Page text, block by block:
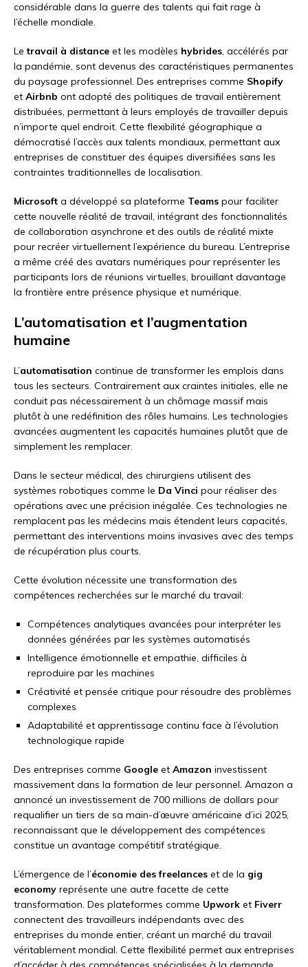
considérable dans la guerre des talents qui fait rage à
l’échelle mondiale.
Letravail à distance et les modèles hybrides, accélérés par
la pandémie, sont devenus des caractéristiques permanentes
du paysage professionnel. Des entreprises comme Shopify
et Airbnb ont adopté des politiques de travail entièrement
distribuées, permettant à leurs employés de travailler depuis
n’importe quel endroit. Cette flexibilité géographique a
démocratisé l’accès aux talents mondiaux, permettant aux
entreprises de constituer des équipes diversifiées sans les
contraintes traditionnelles de localisation.
Microsoft a développé sa plateforme Teams pour faciliter
cette nouvelle réalité de travail, intégrant des fonctionnalités
de collaboration asynchrone et des outils de réalité mixte
pour recréer virtuellement l’expérience du bureau. L’entreprise
a même créé des avatars numériques pour représenter les
participants lors de réunions virtuelles, brouillant davantage
la frontière entre présence physique et numérique.
L’automatisation et l’augmentation
humaine
L’automatisation continue de transformer les emplois dans
tous les secteurs. Contrairement aux craintes initiales, elle ne
conduit pas nécessairement à un chômage massif mais
plutôt à une redéfinition des rôles humains. Les technologies
avancées augmentent les capacités humaines plutôt que de
simplement les remplacer.
Dans le secteur médical, des chirurgiens utilisent des
systèmes robotiques comme le Da Vinci pour réaliser des
opérations avec une précision inégalée. Ces technologies ne
remplacent pas les médecins mais étendent leurs capacités,
permettant des interventions moins invasives avec des temps
de récupération plus courts.
Cette évolution nécessite une transformation des
compétences recherchées sur le marché du travail:
Compétences analytiques avancées pour interpréter les
données générées par les systèmes automatisés
Intelligence émotionnelle et empathie, difficiles à
reproduire par les machines
Créativité et pensée critique pour résoudre des problèmes
complexes
Adaptabilité et apprentissage continu face à l’évolution
technologique rapide
Des entreprises comme Google et Amazon investissent
massivement dans la formation de leur personnel. Amazon a
annoncé un investissement de 700 millions de dollars pour
requalifier un tiers de sa main-d’œuvre américaine d’ici 2025,
reconnaissant que le développement des compétences
constitue un avantage compétitif stratégique.
L’émergence de l’économie des freelances et de la gig
economy représente une autre facette de cette
transformation. Des plateformes comme Upwork et Fiverr
connectent des travailleurs indépendants avec des
entreprises du monde entier, créant un marché du travail
véritablement mondial. Cette flexibilité permet aux entreprises